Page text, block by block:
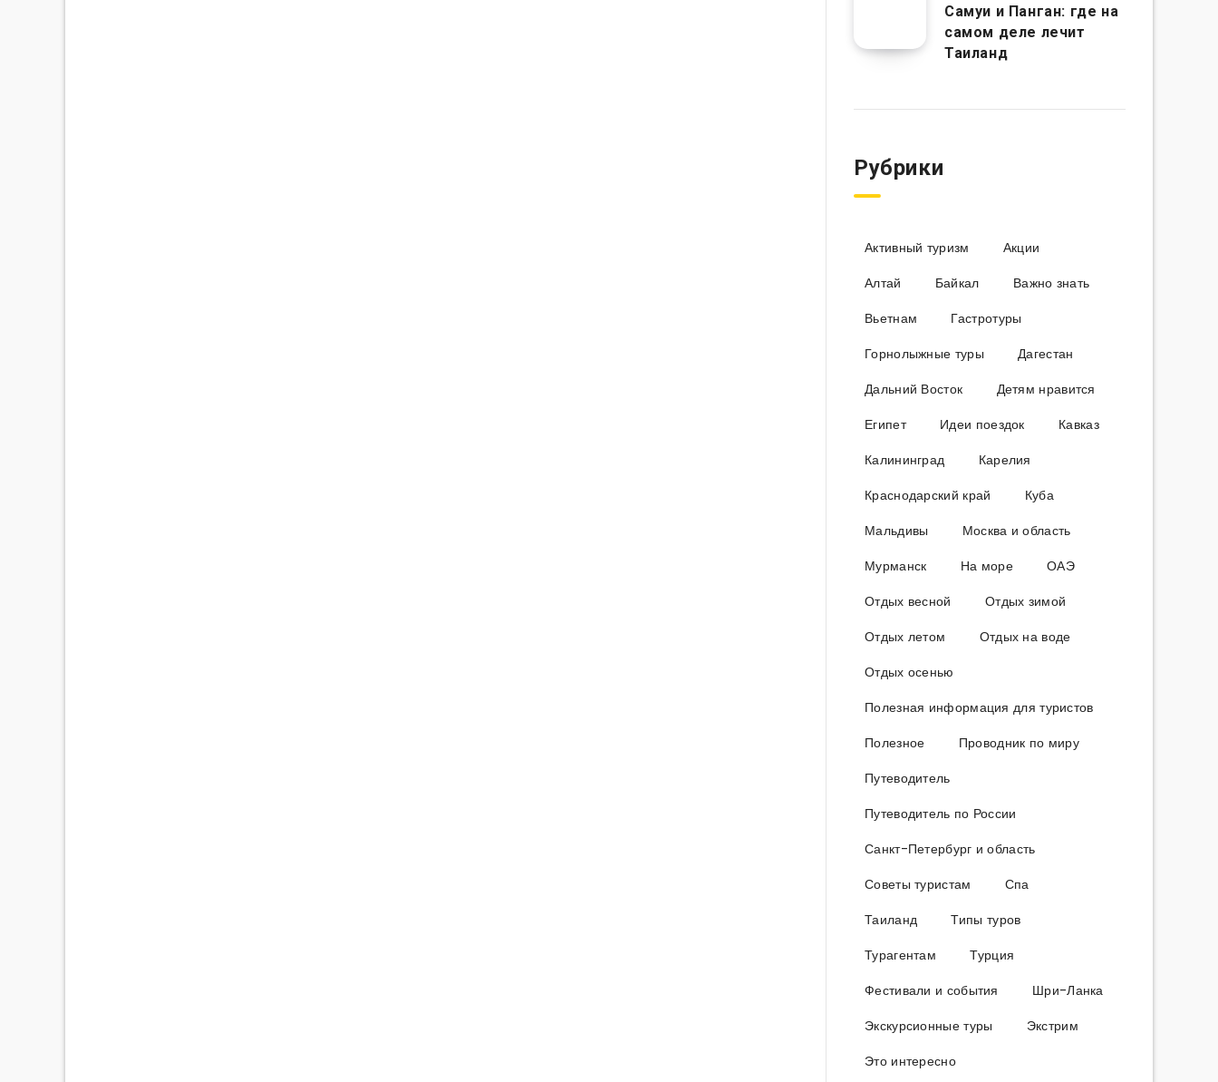
Самуи и Панган: где на
самом деле лечит
Таиланд
Рубрики
Активный туризм
Акции
Алтай
Байкал
Важно знать
Вьетнам
Гастротуры
Горнолыжные туры
Дагестан
Дальний Восток
Детям нравится
Египет
Идеи поездок
Кавказ
Калининград
Карелия
Краснодарский край
Куба
Мальдивы
Москва и область
Мурманск
На море
ОАЭ
Отдых весной
Отдых зимой
Отдых летом
Отдых на воде
Отдых осенью
Полезная информация для туристов
Полезное
Проводник по миру
Путеводитель
Путеводитель по России
Санкт-Петербург и область
Советы туристам
Спа
Таиланд
Типы туров
Турагентам
Турция
Фестивали и события
Шри-Ланка
Экскурсионные туры
Экстрим
Это интересно